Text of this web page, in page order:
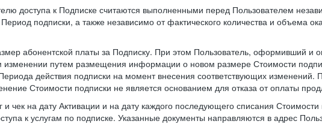
доступа к Подписке считаются выполненными перед Пользователем
подписки, а также независимо от фактического количества и объема
абонентской платы за Подписку. При этом Пользователь, оформивший и
изменении путем размещения информации о новом размере Стоимости
действия подписки на момент внесения соответствующих изменений.
Стоимости подписки не является основанием для отказа от оплаты
чек на дату Активации и на дату каждого последующего списания
к услугам по подписке. Указанные документы направляются в адрес